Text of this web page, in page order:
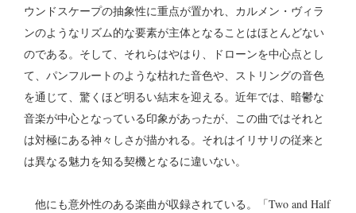
ウンドスケープの抽象性に重点が置かれ、カルメン・ヴィラ
ンのようなリズム的な要素が主体となることはほとんどない
のである。そして、それらはやはり、ドローンを中心点とし
て、パンフルートのような枯れた音色や、ストリングの音色
を通じて、驚くほど明るい結末を迎える。近年では、暗鬱な
音楽が中心となっている印象があったが、この曲ではそれと
は対極にある神々しさが描かれる。それはイリサリの従来と
は異なる魅力を知る契機となるに違いない。
他にも意外性のある楽曲が収録されている。「Two and Half